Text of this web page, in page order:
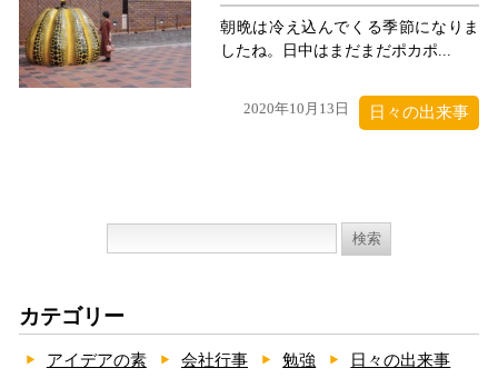
朝晩は冷え込んでくる季節になりま
したね。日中はまだまだポカポ...
2020年10月13日 日々の出来事
検
カテゴリー
アイデアの素 会社行事 勉強 日々の出来事